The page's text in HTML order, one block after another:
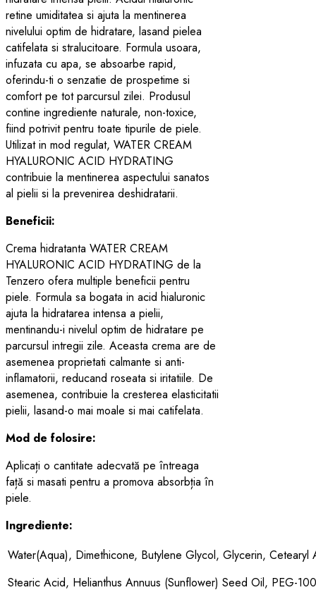
retine umiditatea si ajuta la mentinerea
nivelului optim de hidratare, lasand pielea
catifelata si stralucitoare. Formula usoara,
infuzata cu apa, se absoarbe rapid,
oferindu-ti o senzatie de prospetime si
comfort pe tot parcursul zilei. Produsul
contine ingrediente naturale, non-toxice,
fiind potrivit pentru toate tipurile de piele.
Utilizat in mod regulat, WATER CREAM
HYALURONIC ACID HYDRATING
contribuie la mentinerea aspectului sanatos
al pielii si la prevenirea deshidratarii.
Beneficii:
Crema hidratanta WATER CREAM
HYALURONIC ACID HYDRATING de la
Tenzero ofera multiple beneficii pentru
piele. Formula sa bogata in acid hialuronic
ajuta la hidratarea intensa a pielii,
mentinandu-i nivelul optim de hidratare pe
parcursul intregii zile. Aceasta crema are de
asemenea proprietati calmante si anti-
inflamatorii, reducand roseata si iritatiile. De
asemenea, contribuie la cresterea elasticitatii
pielii, lasand-o mai moale si mai catifelata.
Mod de folosire:
Aplicați o cantitate adecvată pe întreaga
față si masati pentru a promova absorbția în
piele.
Ingrediente:
Water(Aqua), Dimethicone, Butylene Glycol, Glycerin,
Stearic Acid, Helianthus Annuus (Sunflower) Seed Oil, PEG-